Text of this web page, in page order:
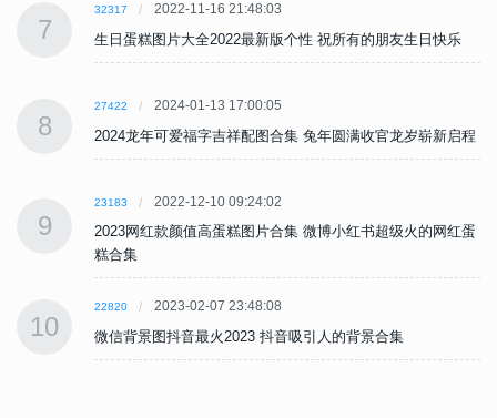
7
32317 2022-11-16 21:48:03
生日蛋糕图片大全2022最新版个性 祝所有的朋友生日快乐
8
27422 2024-01-13 17:00:05
2024龙年可爱福字吉祥配图合集 兔年圆满收官龙岁崭新启程
9
23183 2022-12-10 09:24:02
2023网红款颜值高蛋糕图片合集 微博小红书超级火的网红蛋
糕合集
10
22820 2023-02-07 23:48:08
微信背景图抖音最火2023 抖音吸引人的背景合集